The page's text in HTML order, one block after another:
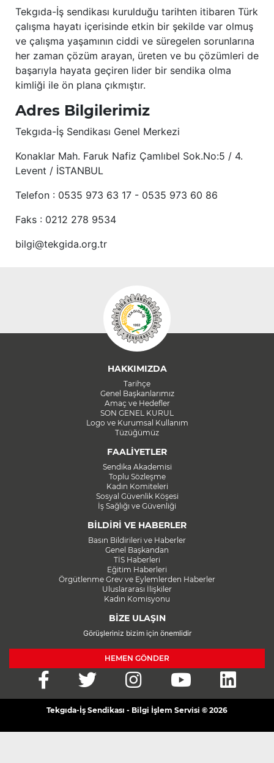
Tekgıda-İş sendikası kurulduğu tarihten itibaren Türk
çalışma hayatı içerisinde etkin bir şekilde var olmuş
ve çalışma yaşamının ciddi ve süregelen sorunlarına
her zaman çözüm arayan, üreten ve bu çözümleri de
başarıyla hayata geçiren lider bir sendika olma
kimliği ile ön plana çıkmıştır.
Adres Bilgilerimiz
Tekgıda-İş Sendikası Genel Merkezi
Konaklar Mah. Faruk Nafiz Çamlıbel Sok.No:5 / 4.
Levent / İSTANBUL
Telefon : 0535 973 63 17 - 0535 973 60 86
Faks : 0212 278 9534
bilgi@tekgida.org.tr
HAKKIMIZDA
Tarihçe
Genel Başkanlarımız
Amaç ve Hedefler
SON GENEL KURUL
Logo ve Kurumsal Kullanım
Tüzüğümüz
FAALİYETLER
Sendika Akademisi
Toplu Sözleşme
Kadın Komiteleri
Sosyal Güvenlik Köşesi
İş Sağlığı ve Güvenliği
BİLDİRİ VE HABERLER
Basın Bildirileri ve Haberler
Genel Başkandan
TİS Haberleri
Eğitim Haberleri
Örgütlenme Grev ve Eylemlerden Haberler
Uluslararası İlişkiler
Kadın Komisyonu
BİZE ULAŞIN
Görüşleriniz bizim için önemlidir
HEMEN GÖNDER
Tekgıda-İş Sendikası - Bilgi İşlem Servisi © 2026